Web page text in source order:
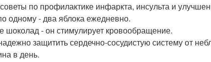
по профилактике инфаркта, инсульта и
одному - два яблока ежедневно.
шоколад - он стимулирует кровообращение.
защитить сердечно-сосудистую систему от
в день.